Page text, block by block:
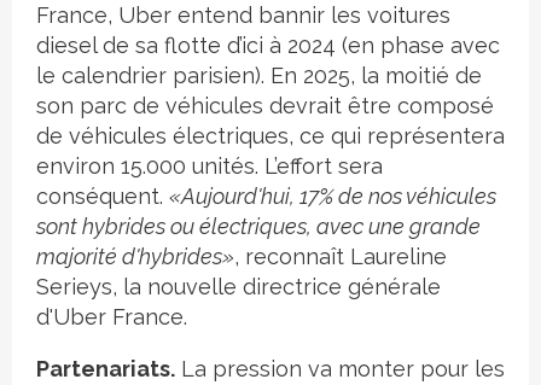
France, Uber entend bannir les voitures
diesel de sa flotte d’ici à 2024 (en phase avec
le calendrier parisien). En 2025, la moitié de
son parc de véhicules devrait être composé
de véhicules électriques, ce qui représentera
environ 15.000 unités. L’effort sera
conséquent. «Aujourd'hui, 17% de nos véhicules
sont hybrides ou électriques, avec une grande
majorité d'hybrides», reconnaît Laureline
Serieys, la nouvelle directrice générale
d'Uber France.
Partenariats. La pression va monter pour les